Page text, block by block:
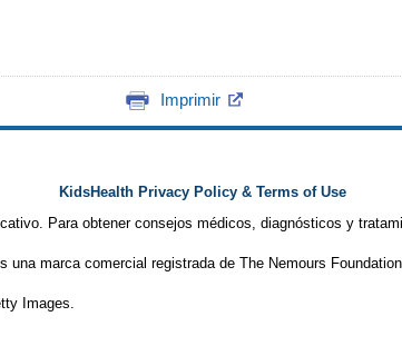
Imprimir
KidsHealth Privacy Policy & Terms of Use
Para obtener consejos médicos, diagnósticos y
una marca comercial registrada de The Nemours
Images.